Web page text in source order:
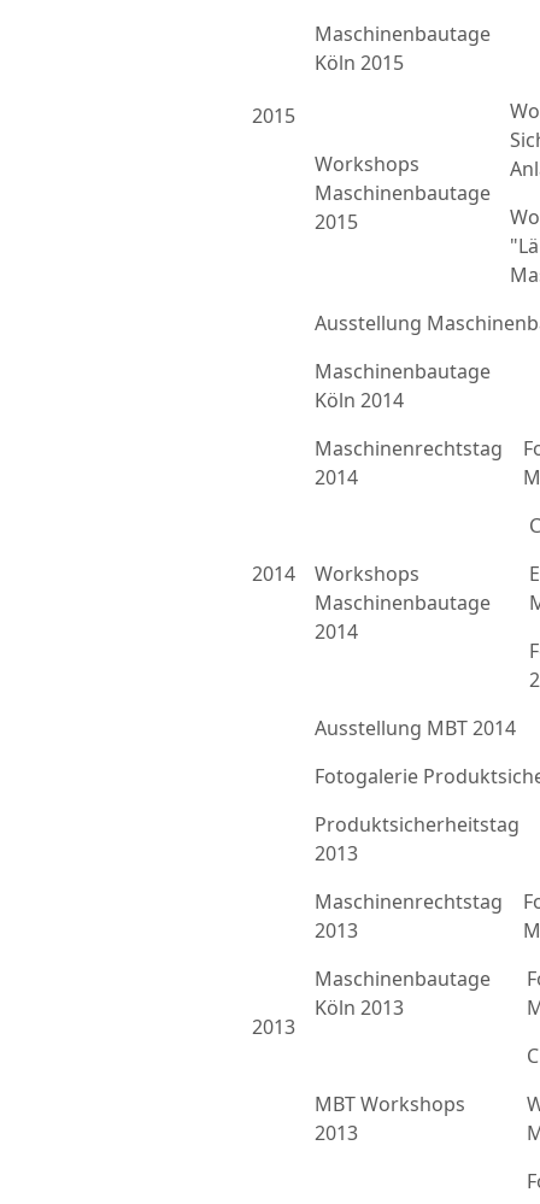
2015
Maschinenbautage
Köln 2015
Workshops
Maschinenbautage
2015
Ausstellung
2014
Maschinenbautage
Köln 2014
Maschinenrechtstag
2014
Workshops
Maschinenbautage
2014
Ausstellung MBT 2014
Fotogalerie
2013
Produktsicherheitstag
2013
Maschinenrechtstag
2013
Maschinenbautage
Köln 2013
MBT Workshops
2013